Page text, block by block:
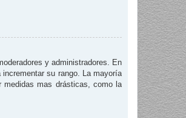
y administradores. En
su rango. La mayoría
medidas mas drásticas, como la